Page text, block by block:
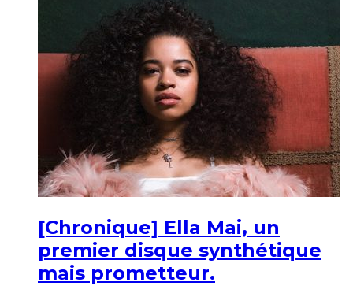
[Chronique] Ella Mai, un
premier disque synthétique
mais prometteur.